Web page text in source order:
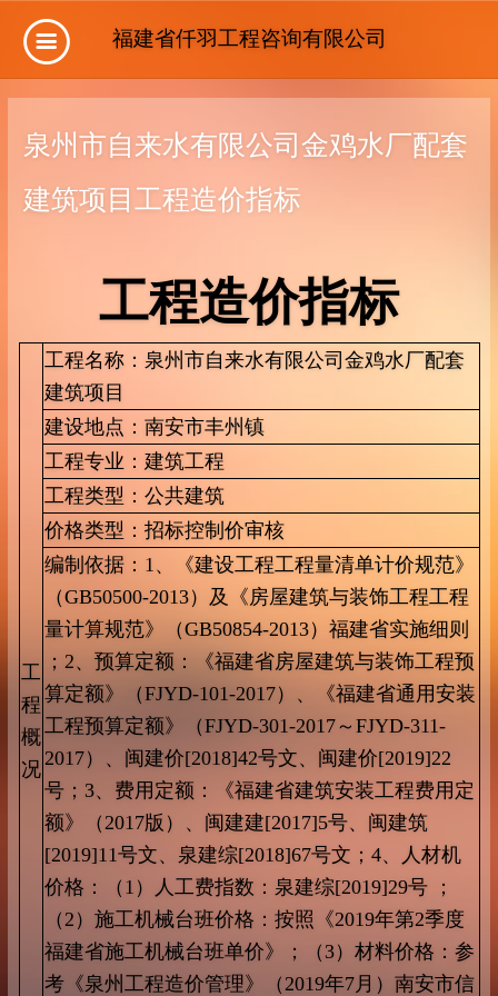
福建省仟羽工程咨询有限公司
泉州市自来水有限公司金鸡水厂配套
建筑项目工程造价指标
工程造价指标
工
程
概
况
工程名称：泉州市自来水有限公司金鸡水厂配套
建筑项目
建设地点：南安市丰州镇
工程专业：建筑工程
工程类型：公共建筑
价格类型：招标控制价审核
编制依据：1、《建设工程工程量清单计价规范》
（GB50500-2013）及《房屋建筑与装饰工程工程
量计算规范》（GB50854-2013）福建省实施细则
；2、预算定额：《福建省房屋建筑与装饰工程预
算定额》（FJYD-101-2017）、《福建省通用安装
工程预算定额》（FJYD-301-2017～FJYD-311-
2017）、闽建价[2018]42号文、闽建价[2019]22
号；3、费用定额：《福建省建筑安装工程费用定
额》（2017版）、闽建建[2017]5号、闽建筑
[2019]11号文、泉建综[2018]67号文；4、人材机
价格：（1）人工费指数：泉建综[2019]29号 ；
（2）施工机械台班价格：按照《2019年第2季度
福建省施工机械台班单价》；（3）材料价格：参
考《泉州工程造价管理》（2019年7月）南安市信